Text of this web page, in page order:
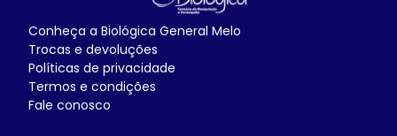
Conheça a Biológica General Melo
Trocas e devoluções
Políticas de privacidade
Termos e condições
Fale conosco